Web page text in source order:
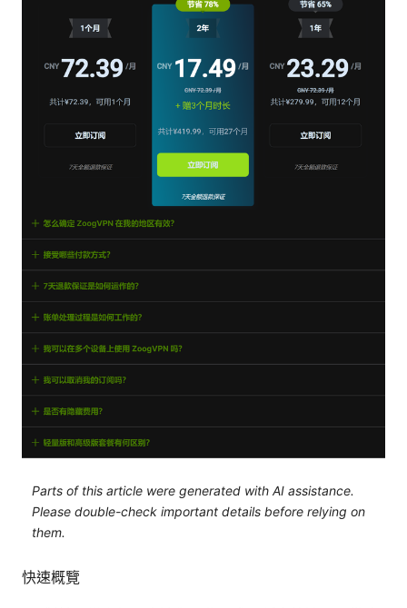
Parts of this article were generated with AI assistance.
Please double-check important details before relying on
them.
快速概覽